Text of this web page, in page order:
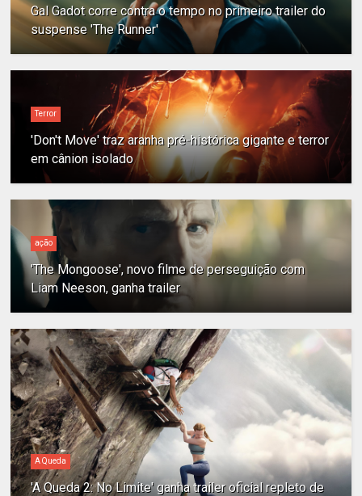
Gal Gadot corre contra o tempo no primeiro trailer do
suspense 'The Runner'
Terror
'Don't Move' traz aranha pré-histórica gigante e terror
em cânion isolado
ação
'The Mongoose', novo filme de perseguição com
Liam Neeson, ganha trailer
A Queda
'A Queda 2: No Limite' ganha trailer oficial repleto de